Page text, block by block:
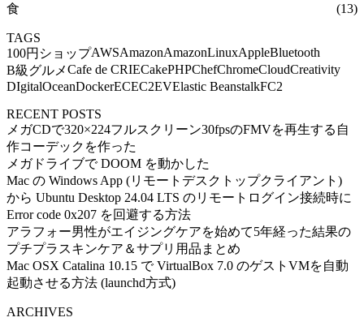
食
(13)
TAGS
100円ショップAWSAmazonAmazonLinuxAppleBluetooth
B級グルメCafe de CRIECakePHPChefChromeCloudCreativity
DIgitalOceanDockerECEC2EVElastic BeanstalkFC2
RECENT POSTS
メガCDで320×224フルスクリーン30fpsのFMVを再生する自
作コーデックを作った
メガドライブで DOOM を動かした
Mac の Windows App (リモートデスクトップクライアント)
から Ubuntu Desktop 24.04 LTS のリモートログイン接続時に
Error code 0x207 を回避する方法
アラフォー男性がエイジングケアを始めて5年経った結果の
プチプラスキンケア＆サプリ用品まとめ
Mac OSX Catalina 10.15 で VirtualBox 7.0 のゲストVMを自動
起動させる方法 (launchd方式)
ARCHIVES